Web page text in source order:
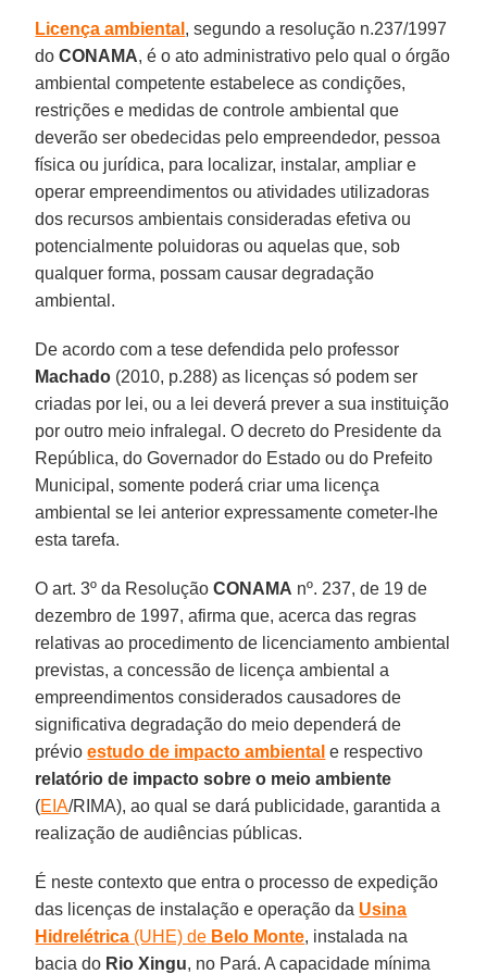
Licença ambiental , segundo a resolução n.237/1997
doCONAMA, é o ato administrativo pelo qual o órgão
ambiental competente estabelece as condições,
restrições e medidas de controle ambiental que
deverão ser obedecidas pelo empreendedor, pessoa
física ou jurídica, para localizar, instalar, ampliar e
operar empreendimentos ou atividades utilizadoras
dos recursos ambientais consideradas efetiva ou
potencialmente poluidoras ou aquelas que, sob
qualquer forma, possam causar degradação
ambiental.
De acordo com a tese defendida pelo professor
Machado (2010, p.288) as licenças só podem ser
criadas por lei, ou a lei deverá prever a sua instituição
por outro meio infralegal. O decreto do Presidente da
República, do Governador do Estado ou do Prefeito
Municipal, somente poderá criar uma licença
ambiental se lei anterior expressamente cometer-lhe
esta tarefa.
O art. 3º da ResoluçãoCONAMA nº. 237, de 19 de
dezembro de 1997, afirma que, acerca das regras
relativas ao procedimento de licenciamento ambiental
previstas, a concessão de licença ambiental a
empreendimentos considerados causadores de
significativa degradação do meio dependerá de
prévioestudo de impacto ambiental e respectivo
relatório de impacto sobre o meio ambiente
(EIA/RIMA), ao qual se dará publicidade, garantida a
realização de audiências públicas.
É neste contexto que entra o processo de expedição
das licenças de instalação e operação da Usina
Hidrelétrica (UHE) de Belo Monte, instalada na
bacia do Rio Xingu, no Pará. A capacidade mínima